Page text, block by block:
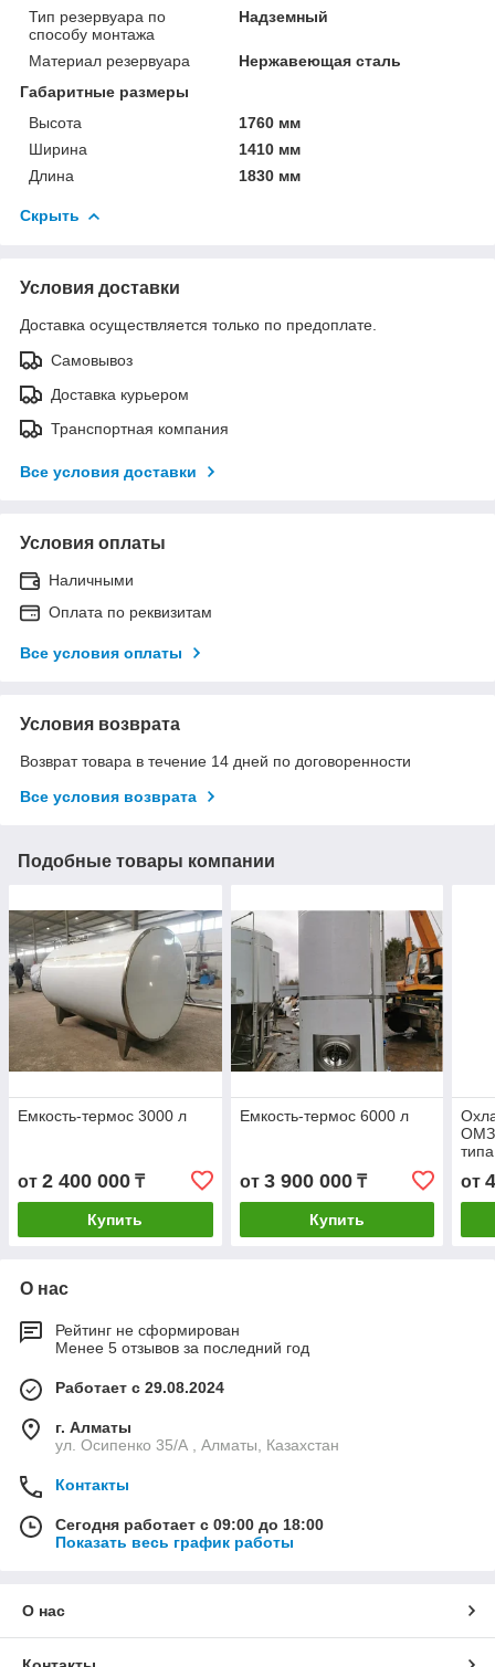
Тип резервуара по
способу монтажа
Надземный
Материал резервуара
Нержавеющая сталь
Габаритные размеры
Высота
1760 мм
Ширина
1410 мм
Длина
1830 мм
Скрыть
Условия доставки
Доставка осуществляется только по предоплате.
Самовывоз
Доставка курьером
Транспортная компания
Все условия доставки
Условия оплаты
Наличными
Оплата по реквизитам
Все условия оплаты
Условия возврата
Возврат товара в течение 14 дней по договоренности
Все условия возврата
Подобные товары компании
Емкость-термос 3000 л
от 2 400 000 ₸
Купить
Емкость-термос 6000 л
от 3 900 000₸
Купить
от
О нас
Рейтинг не сформирован
Менее 5 отзывов за последний год
Работает с 29.08.2024
г. Алматы
ул. Осипенко 35/А , Алматы, Казахстан
Контакты
Сегодня работает с 09:00 до 18:00
Показать весь график работы
О нас